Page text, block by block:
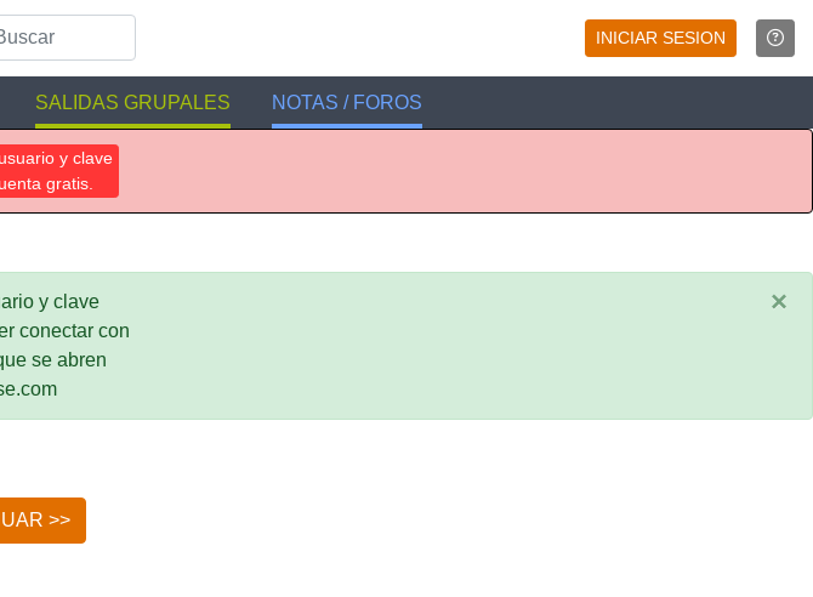
INICIAR SESION
SALIDAS GRUPALES NOTAS / FOROS
y clave
gratis.
y clave
conectar con
se abren
×
>>